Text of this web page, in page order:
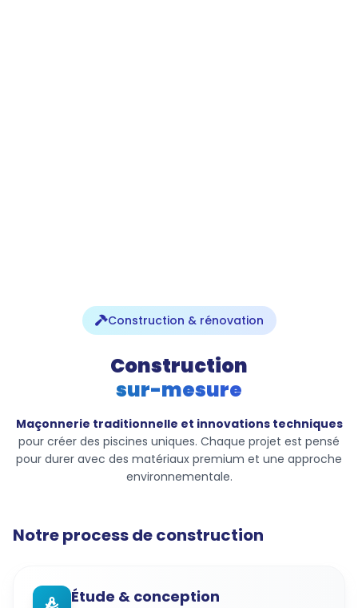
Construction & rénovation
Construction
sur-mesure
Maçonnerie traditionnelle et innovations techniques
pour créer des piscines uniques. Chaque projet est pensé
pour durer avec des matériaux premium et une approche
environnementale.
Notre process de construction
Étude & conception